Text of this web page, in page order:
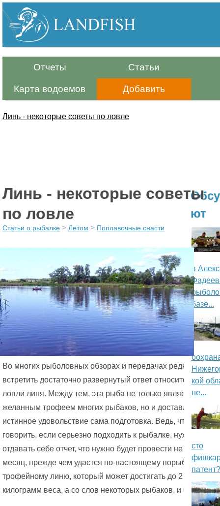
к
содержанию
Р
ы
б
к
н
ф
о
м
а
ц
и
о
н
н
ы
й
п
о
р
Отчеты Статьи
Карта водоемов Добавить
Линь - некоторые советы по ловле
Линь - некоторые советы
по ловле
Статьи о рыбалке > Летом > Поплавочные снасти
Во многих рыболовных обзорах и передачах редко можно
встретить достаточно развернутый ответ относительно
ловли линя. Между тем, эта рыба не только является
желанным трофеем многих рыбаков, но и доставляет
истинное удовольствие сама подготовка. Ведь, что и
говорить, если серьезно подходить к рыбалке, нужно
отдавать себе отчет, что нужно будет провести не один
месяц, прежде чем удастся по-настоящему порыбачить по
трофейному линю, который может достигать до 2
килограмм веса, а со слов некоторых рыбаков, и больше.
ют
в
базе...
кой
не...
сто
патент?